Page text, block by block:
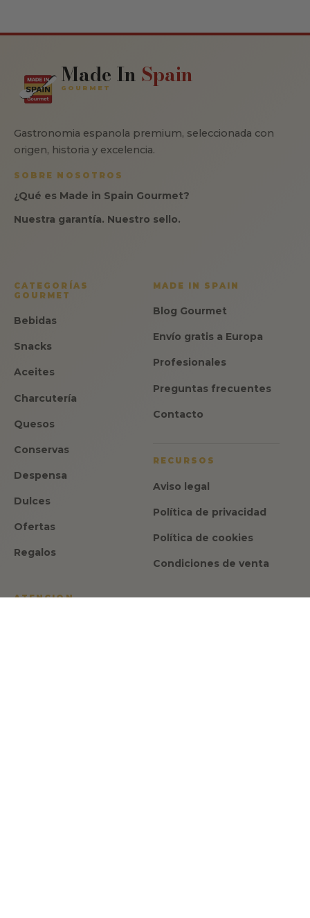
Made In Spain
GOURMET
Gastronomia espanola premium, seleccionada con
origen, historia y excelencia.
SOBRE NOSOTROS
¿Qué es Made in Spain Gourmet?
Nuestra garantía. Nuestro sello.
CATEGORÍAS
GOURMET
Bebidas
Snacks
Aceites
Charcutería
Quesos
Conservas
Despensa
Dulces
Ofertas
Regalos
MADE IN SPAIN
Blog Gourmet
Envío gratis a Europa
Profesionales
Preguntas frecuentes
Contacto
RECURSOS
Aviso legal
Política de privacidad
Política de cookies
Condiciones de venta
ATENCION